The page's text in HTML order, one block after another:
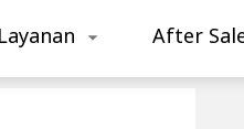
Layanan After